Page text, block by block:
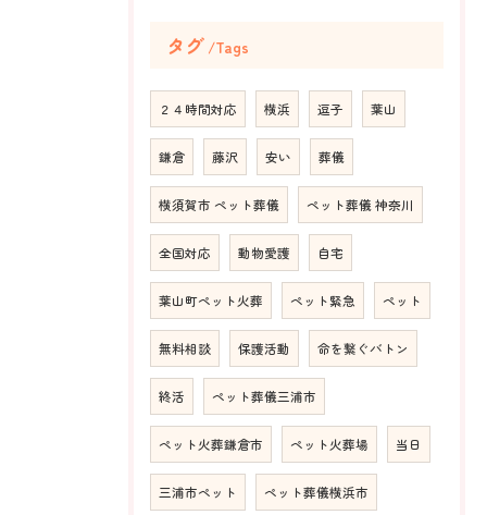
タグ Tags
２４時間対応 横浜 逗子 葉山
鎌倉 藤沢 安い 葬儀
横須賀市 ペット葬儀 ペット葬儀 神奈川
全国対応 動物愛護 自宅
葉山町ペット火葬 ペット緊急 ペット
無料相談 保護活動 命を繋ぐバトン
終活 ペット葬儀三浦市
ペット火葬鎌倉市 ペット火葬場 当日
三浦市ペット ペット葬儀横浜市